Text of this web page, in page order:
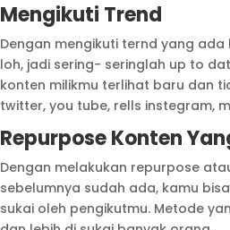
Mengikuti Trend
Dengan mengikuti ternd yang
loh, jadi sering- seringlah up to
konten milikmu terlihat baru dan
twitter, you tube, rells instegram,
Repurpose Konten
Dengan melakukan repurpose
sebelumnya sudah ada, kamu
sukai oleh pengikutmu. Metode